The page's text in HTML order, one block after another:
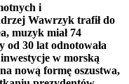
i
Wawrzyk trafił do
muzyk miał 74
30 lat odnotowała
w morską
nową formę oszustwa,